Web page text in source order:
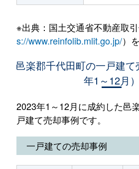
※出典：国土交通省不動産取
s://www.reinfolib.mlit.go.jp/）
邑楽郡千代田町の一戸建
年1～12月）
2023年1～12月に成約した邑
戸建て売却事例です。
一戸建ての売却事例